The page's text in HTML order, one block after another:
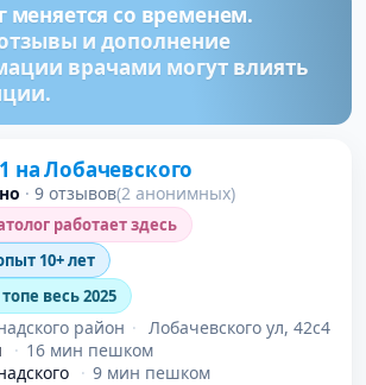
меняется со временем.
и дополнение
врачами могут влиять
на Лобачевского
· 9 отзывов(2 анонимных)
работает здесь
10+ лет
весь 2025
район · Лобачевского ул, 42с4
· 16 мин пешком
· 9 мин пешком